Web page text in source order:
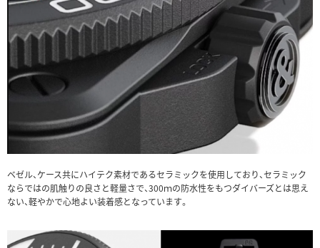
ベゼル、ケース共にハイテク素材であるセラミックを使用しており、セラミック
ならではの肌触りの良さと軽量さで、300ｍの防水性をもつダイバーズとは思え
ない、軽やかで心地よい装着感となっています。